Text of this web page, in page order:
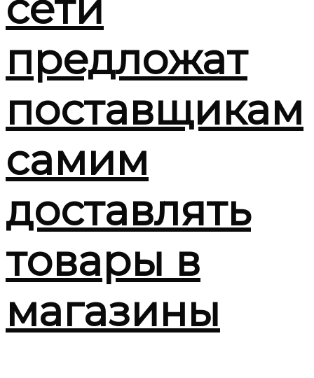
предложат
поставщикам
самим
доставлять
товары в
магазины